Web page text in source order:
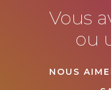
Vous
ou
NOUS